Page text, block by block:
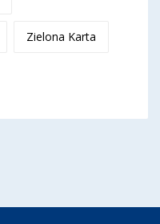
Zielona Karta